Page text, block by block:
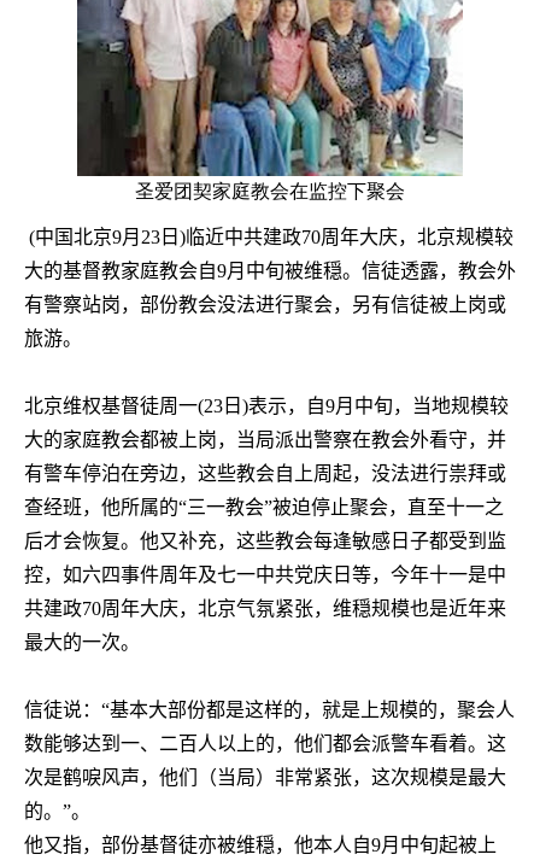
圣爱团契家庭教会在监控下聚会
(中国北京9月 23 日 ) 临近中共建政70周年大庆，北京规模较
大的基督教家庭教会自9月中旬被维穏。信徒透露，教会外
有警察站岗，部份教会没法进行聚会，另有信徒被上岗或
旅游。
北京维权基督徒周一(23 日 )表示，自9月中旬，当地规模较
大的家庭教会都被上岗，当局派出警察在教会外看守，并
有警车停泊在旁边，这些教会自上周起，没法进行祟拜或
查经班，他所属的“三一教会”被迫停止聚会，直至十一之
后才会恢复。他又补充，这些教会每逢敏感日子都受到监
控，如六四事件周年及七一中共党庆日等，今年十一是中
共建政70周年大庆，北京气氛紧张，维穏规模也是近年来
最大的一次。
信徒说：“基本大部份都是这样的，就是上规模的，聚会人
数能够达到一、二百人以上的，他们都会派警车看着。这
次是鹤唳风声，他们（当局）非常紧张，这次规模是最大
的。”。
他又指，部份基督徒亦被维穏，他本人自9月中旬起被上